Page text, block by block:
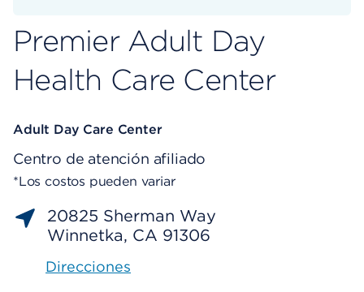
Premier Adult Day
Health Care Center
Adult Day Care Center
Centro de atención afiliado
*Los costos pueden variar
20825 Sherman Way
Winnetka, CA 91306
Direcciones